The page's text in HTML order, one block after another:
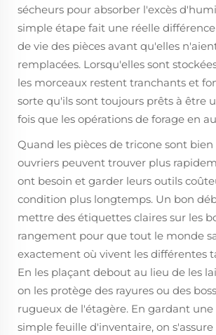
sécheurs pour absorber l'excès
simple étape fait une réelle
de vie des pièces avant qu'elles
remplacées. Lorsqu'elles sont
les morceaux restent tranchants et
sorte qu'ils sont toujours prêts à être
fois que les opérations de forage en
Quand les pièces de tricone sont bien
ouvriers peuvent trouver plus
ont besoin et garder leurs outils
condition plus longtemps. Un bon
mettre des étiquettes claires sur les
rangement pour que tout le monde
exactement où vivent les différentes
En les plaçant debout au lieu de les
on les protège des rayures ou des
rugueux de l'étagère. En gardant une
simple feuille d'inventaire, on